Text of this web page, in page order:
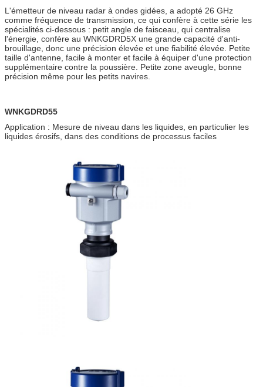
L'émetteur de niveau radar à ondes gidées, a adopté 26 GHz
comme fréquence de transmission, ce qui confère à cette série les
spécialités ci-dessous : petit angle de faisceau, qui centralise
l'énergie, confère au WNKGDRD5X une grande capacité d'anti-
brouillage, donc une précision élevée et une fiabilité élevée. Petite
taille d'antenne, facile à monter et facile à équiper d'une protection
supplémentaire contre la poussière. Petite zone aveugle, bonne
précision même pour les petits navires.
WNKGDRD55
Application : Mesure de niveau dans les liquides, en particulier les
liquides érosifs, dans des conditions de processus faciles